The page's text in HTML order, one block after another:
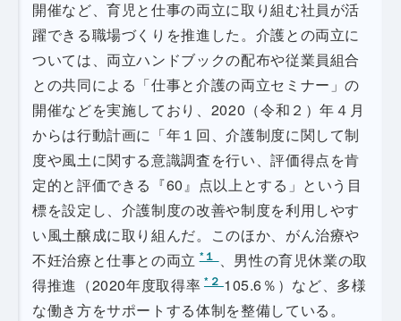
開催など、育児と仕事の両立に取り組む社員が活
躍できる職場づくりを推進した。介護との両立に
ついては、両立ハンドブックの配布や従業員組合
との共同による「仕事と介護の両立セミナー」の
開催などを実施しており、2020（令和２）年４月
からは行動計画に「年１回、介護制度に関して制
度や風土に関する意識調査を行い、評価得点を肯
定的と評価できる『60』点以上とする」という目
標を設定し、介護制度の改善や制度を利用しやす
い風土醸成に取り組んだ。このほか、がん治療や
不妊治療と仕事との両立 *１ 、男性の育児休業の取
得推進（2020年度取得率 *２ 105.6％）など、多様
な働き方をサポートする体制を整備している。